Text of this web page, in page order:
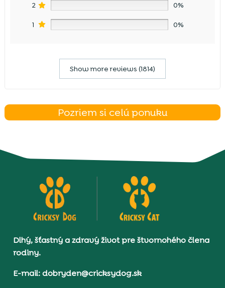
2 0%
1 0%
Show more reviews (1814)
Pozriem si celú ponuku
Dlhý, šťastný a zdravý život pre štvornohého člena
rodiny.
E-mail: dobryden@cricksydog.sk